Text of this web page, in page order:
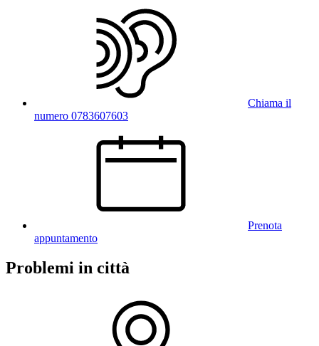
Chiama il
numero 0783607603
Prenota
appuntamento
Problemi in città